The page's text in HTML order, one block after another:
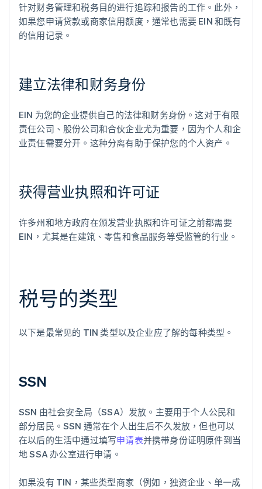
针对财务管理和税务目的进行追踪和报告的工作。此外，
如果您申请贷款或商家信用额度，通常也需要 EIN 和既有
的信用记录。
建立法律和财务身份
EIN 为您的企业提供自己的法律和财务身份。这对于有限
责任公司、股份公司和合伙企业尤为重要，因为个人和企
业责任需要分开。这种分离有助于保护您的个人资产。
获得营业执照和许可证
许多州和地方政府在颁发营业执照和许可证之前都需要
EIN，尤其是在建筑、零售和食品服务等受监管的行业。
税号的类型
以下是最常见的 TIN 类型以及企业应了解的每种类型。
SSN
SSN 由社会安全局（SSA）发放。主要用于个人公民和
部分居民。SSN 通常在个人出生后不久发放，但也可以
在以后的生活中通过填写申请表并携带身份证明原件到当
地 SSA 办公室进行申请。
如果没有 TIN，某些类型商家（例如，独资企业、单一成